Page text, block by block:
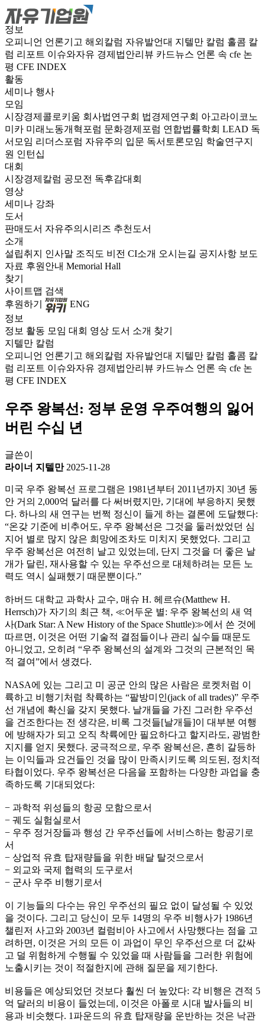
정보
오피니언 언론기고 해외칼럼 자유발언대 지텔만 칼럼 홀콤 칼
럼 리포트 이슈와자유 경제법안리뷰 카드뉴스 언론 속 cfe 논
평 CFE INDEX
활동
세미나 행사
모임
시장경제콜로키움 회사법연구회 법경제연구회 아고라이코노
미카 미래노동개혁포럼 문화경제포럼 연합법률학회 LEAD 독
서모임 리더스포럼 자유주의 입문 독서토론모임 학술연구지
원 인턴십
대회
시장경제칼럼 공모전 독후감대회
영상
세미나 강좌
도서
판매도서 자유주의시리즈 추천도서
소개
설립취지 인사말 조직도 비전 CI소개 오시는길 공지사항 보도
자료 후원안내 Memorial Hall
찾기
사이트맵 검색
후원하기
ENG
정보
정보 활동 모임 대회 영상 도서 소개 찾기
지텔만 칼럼
오피니언 언론기고 해외칼럼 자유발언대 지텔만 칼럼 홀콤 칼
럼 리포트 이슈와자유 경제법안리뷰 카드뉴스 언론 속 cfe 논
평 CFE INDEX
우주 왕복선: 정부 운영 우주여행의 잃어
버린 수십 년
글쓴이
라이너 지텔만 2025-11-28
미국 우주 왕복선 프로그램은 1981년부터 2011년까지 30년 동
안 거의 2,000억 달러를 다 써버렸지만, 기대에 부응하지 못했
다. 하나의 새 연구는 번쩍 정신이 들게 하는 결론에 도달했다:
“온갖 기준에 비추어도, 우주 왕복선은 그것을 둘러쌌었던 심
지어 별로 많지 않은 희망에조차도 미치지 못했었다. 그리고
우주 왕복선은 여전히 날고 있었는데, 단지 그것을 더 좋은 날
개가 달린, 재사용할 수 있는 우주선으로 대체하려는 모든 노
력도 역시 실패했기 때문뿐이다.”
하버드 대학교 과학사 교수, 매슈 H. 헤르슈(Matthew H.
Herrsch)가 자기의 최근 책, ≪어두운 별: 우주 왕복선의 새 역
사(Dark Star: A New History of the Space Shuttle)≫에서 쓴 것에
따르면, 이것은 어떤 기술적 결점들이나 관리 실수들 때문도
아니었고, 오히려 “우주 왕복선의 설계와 그것의 근본적인 목
적 결여”에서 생겼다.
NASA에 있는 그리고 미 공군 안의 많은 사람은 로켓처럼 이
륙하고 비행기처럼 착륙하는 “팔방미인(jack of all trades)” 우주
선 개념에 확신을 갖지 못했다. 날개들을 가진 그러한 우주선
을 건조한다는 전 생각은, 비록 그것들[날개들]이 대부분 여행
에 방해자가 되고 오직 착륙에만 필요하다고 할지라도, 광범한
지지를 얻지 못했다. 궁극적으로, 우주 왕복선은, 흔히 갈등하
는 이익들과 요건들인 것을 많이 만족시키도록 의도된, 정치적
타협이었다. 우주 왕복선은 다음을 포함하는 다양한 과업을 충
족하도록 기대되었다:
− 과학적 위성들의 항공 모함으로서
− 궤도 실험실로서
− 우주 정거장들과 행성 간 우주선들에 서비스하는 항공기로
서
− 상업적 유효 탑재량들을 위한 배달 탈것으로서
− 외교와 국제 협력의 도구로서
− 군사 우주 비행기로서
이 기능들의 다수는 유인 우주선의 필요 없이 달성될 수 있었
을 것이다. 그리고 당신이 모두 14명의 우주 비행사가 1986년
챌린저 사고와 2003년 컬럼비아 사고에서 사망했다는 점을 고
려하면, 이것은 거의 모든 이 과업이 무인 우주선으로 더 값싸
고 덜 위험하게 수행될 수 있었을 때 사람들을 그러한 위험에
노출시키는 것이 적절한지에 관해 질문을 제기한다.
비용들은 예상되었던 것보다 훨씬 더 높았다: 각 비행은 견적 5
억 달러의 비용이 들었는데, 이것은 아폴로 시대 발사들의 비
용과 비슷했다. 1파운드의 유효 탑재량을 운반하는 것은 낙관